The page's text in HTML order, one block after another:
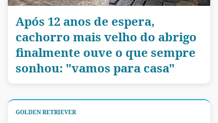
Após 12 anos de espera,
cachorro mais velho do abrigo
finalmente ouve o que sempre
sonhou: "vamos para casa"
GOLDEN RETRIEVER